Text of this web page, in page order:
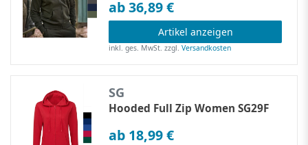
ab 36,89 €
Artikel anzeigen
inkl. ges. MwSt. zzgl.Versandkosten
SG
Hooded Full Zip Women SG29F
ab 18,99 €